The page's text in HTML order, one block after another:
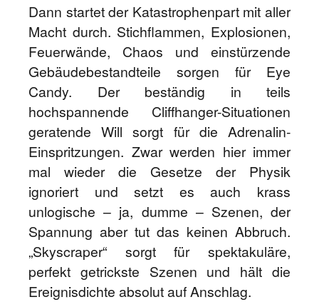
Dann startet der Katastrophenpart mit aller
Macht durch. Stichflammen, Explosionen,
Feuerwände, Chaos und einstürzende
Gebäudebestandteile sorgen für Eye
Candy. Der beständig in teils
hochspannende Cliffhanger-Situationen
geratende Will sorgt für die Adrenalin-
Einspritzungen. Zwar werden hier immer
mal wieder die Gesetze der Physik
ignoriert und setzt es auch krass
unlogische – ja, dumme – Szenen, der
Spannung aber tut das keinen Abbruch.
„Skyscraper“ sorgt für spektakuläre,
perfekt getrickste Szenen und hält die
Ereignisdichte absolut auf Anschlag.